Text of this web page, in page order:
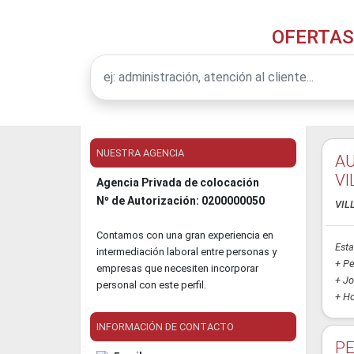
NUESTRA AGENCIA
Agencia Privada de colocación
Nº de Autorización: 0200000050
Contamos con una gran experiencia en
intermediación laboral entre personas y
empresas que necesiten incorporar
personal con este perfil.
INFORMACIÓN DE CONTACTO
+
+
+